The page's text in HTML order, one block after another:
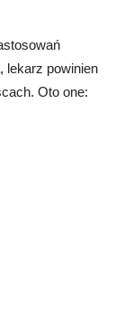
lekarz powinien
Oto one: